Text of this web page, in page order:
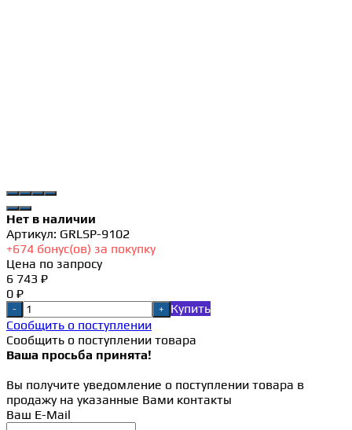
Нет в наличии
Артикул: GRLSP-9102
+674 бонус(ов) за покупку
Цена по запросу
6 743 ₽
0 ₽
- +
Купить
Сообщить о поступлении
Сообщить о поступлении товара
Ваша просьба принята!
Вы получите уведомление о поступлении товара в
продажу на указанные Вами контакты
Ваш E-Mail